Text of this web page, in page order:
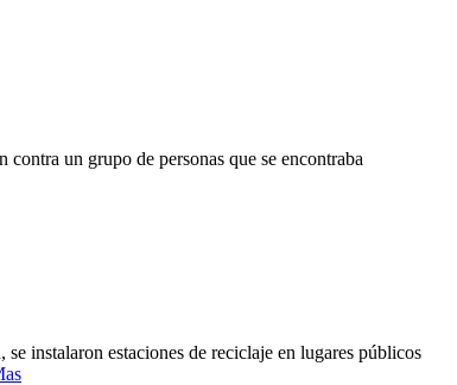
un grupo de personas que se encontraba
instalaron estaciones de reciclaje en lugares públicos